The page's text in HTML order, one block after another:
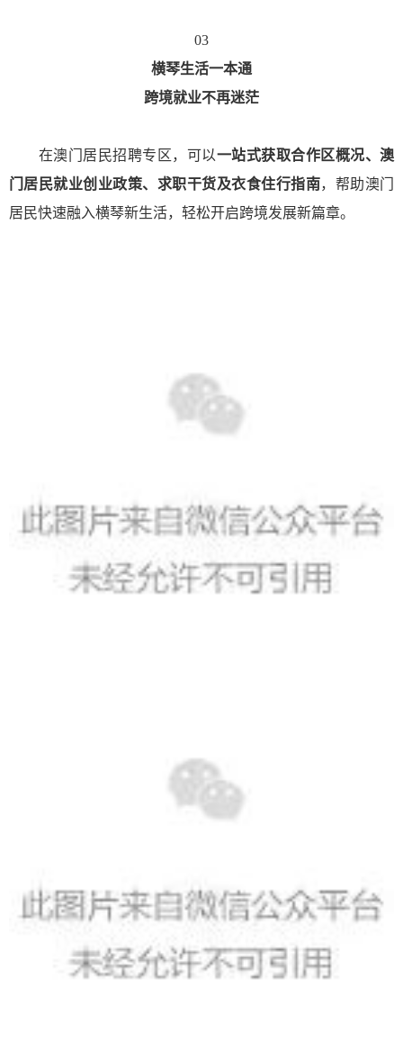
03
横琴生活一本通
跨境就业不再迷茫
在澳门居民招聘专区，可以一站式获取合作区概况、澳
门居民就业创业政策、求职干货及衣食住行指南，帮助澳门
居民快速融入横琴新生活，轻松开启跨境发展新篇章。